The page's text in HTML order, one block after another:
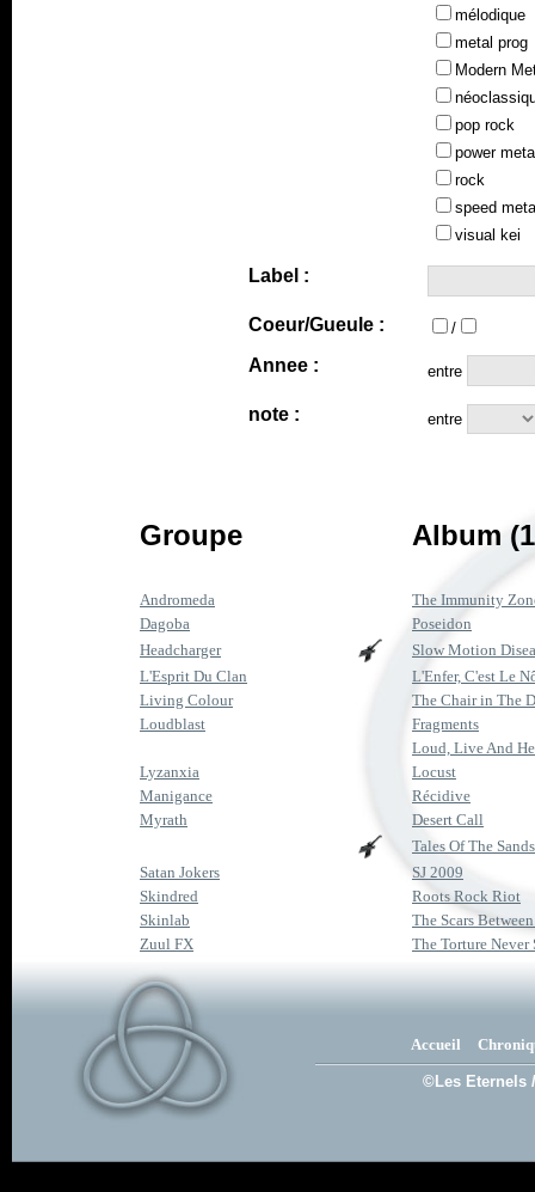
mélodique
metal prog
Modern
pop rock
power
rock
speed
visual kei
Label :
Coeur/Gueule : /
Annee : entre
note : entre
Groupe Album
Andromeda
The Immunity
Dagoba
Poseidon
Headcharger
Slow Motion
L'Esprit Du Clan
L'Enfer, C'est Le
Living Colour
The Chair in The
Loudblast
Fragments
Loud, Live And
Lyzanxia
Locust
Manigance
Récidive
Myrath
Desert Call
Tales Of The Sands
Satan Jokers
SJ 2009
Skindred
Roots Rock Riot
Skinlab
The Scars
Zuul FX
The Torture Never
Accueil
©Les Eternels